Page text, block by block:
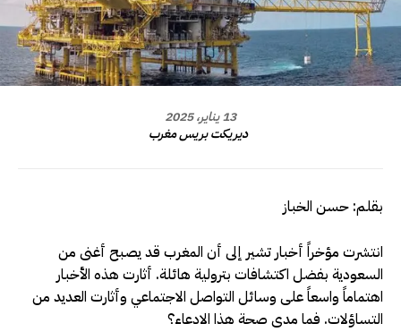
13 يناير، 2025
ديريكت بريس مغرب
بقلم: حسن الخباز
انتشرت مؤخراً أخبار تشير إلى أن المغرب قد يصبح أغنى من
السعودية بفضل اكتشافات بترولية هائلة. أثارت هذه الأخبار
اهتماماً واسعاً على وسائل التواصل الاجتماعي وأثارت العديد من
التساؤلات. فما مدى صحة هذا الادعاء؟